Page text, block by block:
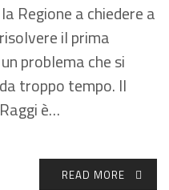
Regione a chiedere a
il prima
problema che si
troppo tempo. Il
è…
READ MORE